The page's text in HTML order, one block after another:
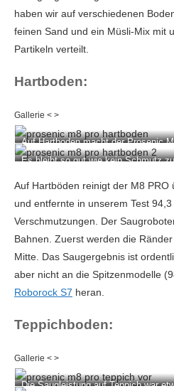
haben wir auf verschiedenen
feinen Sand und ein Müsli-Mix mit
Partikeln verteilt.
Hartboden:
Auf Hartboden macht der Prosenic
Es bleibt so gut wie kein Schmutz
Auf Hartböden reinigt der M8 PRO
und entfernte in unserem Test
Verschmutzungen. Der
Bahnen. Zuerst werden die
Mitte. Das Saugergebnis ist
aber nicht an die Spitzenmodelle
Roborock S7 heran.
Teppichboden:
Die Saugleistung auf Teppich war